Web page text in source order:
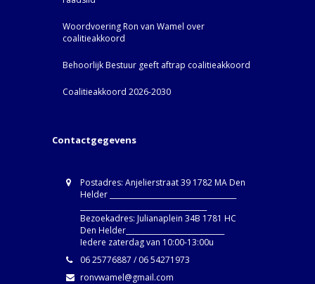
Woordvoering Ron van Wamel over
coalitieakkoord
Behoorlijk Bestuur geeft aftrap coalitieakkoord
Coalitieakkoord 2026-2030
Contactgegevens
Postadres: Anjelierstraat 39 1782 MA Den
Helder ____________________________________
Bezoekadres: Julianaplein 34B 1781 HC
Den Helder____________________________
Iedere zaterdag van 10:00-13:00u
06 25776887 / 06 54271973
ronvwamel@gmail.com